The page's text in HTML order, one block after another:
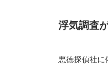
浮気調査
悪徳探偵社に